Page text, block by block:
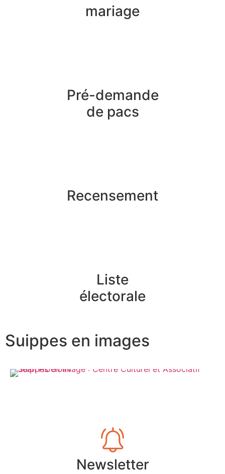
mariage
Pré-demande
de pacs
Recensement
Liste
électorale
Suippes en images
Newsletter